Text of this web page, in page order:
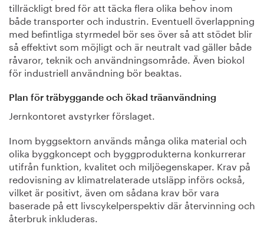
tillräckligt bred för att täcka flera olika behov inom
både transporter och industrin. Eventuell överlappning
med befintliga styrmedel bör ses över så att stödet blir
så effektivt som möjligt och är neutralt vad gäller både
råvaror, teknik och användningsområde. Även biokol
för industriell användning bör beaktas.
Plan för träbyggande och ökad träanvändning
Jernkontoret avstyrker förslaget.
Inom byggsektorn används många olika material och
olika byggkoncept och byggprodukterna konkurrerar
utifrån funktion, kvalitet och miljöegenskaper. Krav på
redovisning av klimatrelaterade utsläpp införs också,
vilket är positivt, även om sådana krav bör vara
baserade på ett livscykelperspektiv där återvinning och
återbruk inkluderas.